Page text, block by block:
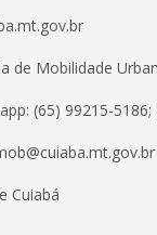
de Mobilidade
(65) 99215-5186;
Cuiabá